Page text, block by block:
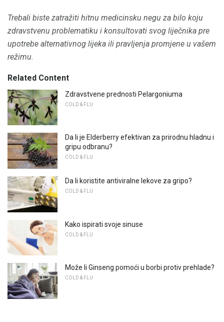
Trebali biste zatražiti hitnu medicinsku negu za bilo koju
zdravstvenu problematiku i konsultovati svog liječnika pre
upotrebe alternativnog lijeka ili pravljenja promjene u vašem
režimu.
Related Content
Zdravstvene prednosti Pelargoniuma
COLD & FLU
Da li je Elderberry efektivan za prirodnu hladnu i
gripu odbranu?
COLD & FLU
Da li koristite antiviralne lekove za gripo?
COLD & FLU
Kako ispirati svoje sinuse
COLD & FLU
Može li Ginseng pomoći u borbi protiv prehlade?
COLD & FLU